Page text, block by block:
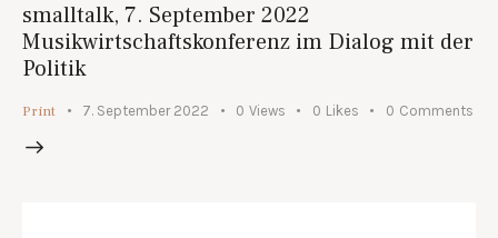
smalltalk, 7. September 2022
Musikwirtschaftskonferenz im Dialog mit der
Politik
Print 7. September 2022 0 Views 0 Likes 0 Comments